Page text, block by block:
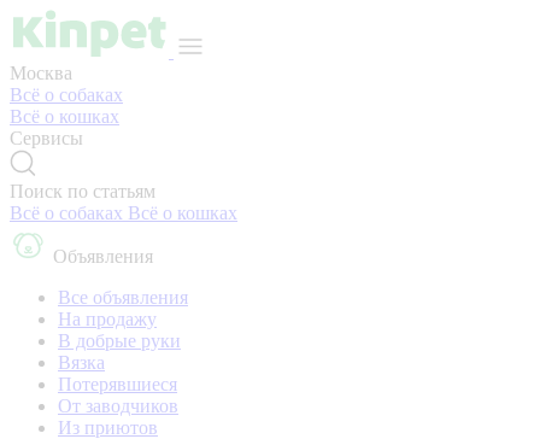
Москва
Всё о собаках
Всё о кошках
Сервисы
Поиск по статьям
Всё о собаках Всё о кошках
Объявления
Все объявления
На продажу
В добрые руки
Вязка
Потерявшиеся
От заводчиков
Из приютов